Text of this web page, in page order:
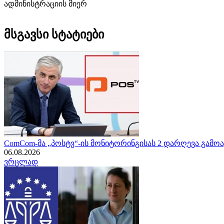
ადმინისტრაციის მიერ
მსგავსი სტატიები
ComCom-მა „პოსტვ“-ის მონიტორინგისას 2 დარღევა
06.08.2026
ვრცლად